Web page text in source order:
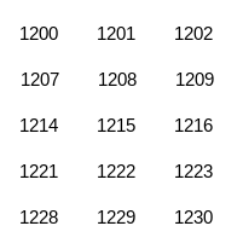
1200 1201 1202
1207 1208 1209
1214 1215 1216
1221 1222 1223
1228 1229 1230